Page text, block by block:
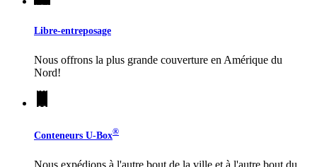
Libre-entreposage
Nous offrons la plus grande couverture en Amérique du
Nord!
Conteneurs U-Box®